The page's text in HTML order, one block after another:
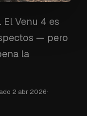
Venu 4 es
— pero
la
2 abr 2026·